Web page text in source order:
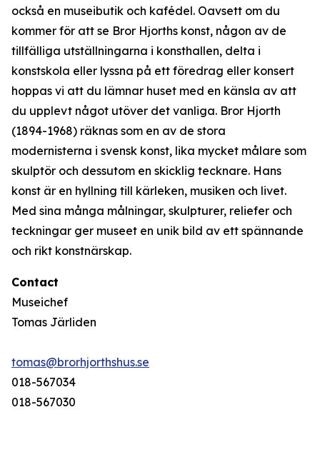
också en museibutik och kafédel. Oavsett om du
kommer för att se Bror Hjorths konst, någon av de
tillfälliga utställningarna i konsthallen, delta i
konstskola eller lyssna på ett föredrag eller konsert
hoppas vi att du lämnar huset med en känsla av att
du upplevt något utöver det vanliga. Bror Hjorth
(1894-1968) räknas som en av de stora
modernisterna i svensk konst, lika mycket målare som
skulptör och dessutom en skicklig tecknare. Hans
konst är en hyllning till kärleken, musiken och livet.
Med sina många målningar, skulpturer, reliefer och
teckningar ger museet en unik bild av ett spännande
och rikt konstnärskap.
Contact
Museichef
Tomas Järliden
tomas@brorhjorthshus.se
018-567034
018-567030